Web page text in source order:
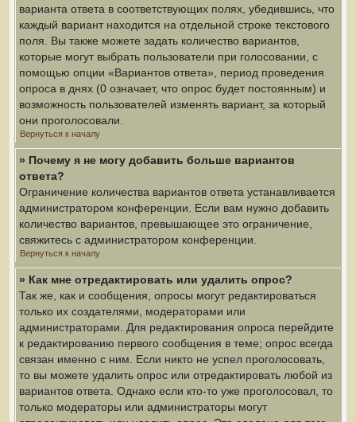
варианта ответа в соответствующих полях, убедившись, что
каждый вариант находится на отдельной строке текстового
поля. Вы также можете задать количество вариантов,
которые могут выбрать пользователи при голосовании, с
помощью опции «Вариантов ответа», период проведения
опроса в днях (0 означает, что опрос будет постоянным) и
возможность пользователей изменять вариант, за который
они проголосовали.
Вернуться к началу
» Почему я не могу добавить больше вариантов
ответа?
Ограничение количества вариантов ответа устанавливается
администратором конференции. Если вам нужно добавить
количество вариантов, превышающее это ограничение,
свяжитесь с администратором конференции.
Вернуться к началу
» Как мне отредактировать или удалить опрос?
Так же, как и сообщения, опросы могут редактироваться
только их создателями, модераторами или
администраторами. Для редактирования опроса перейдите
к редактированию первого сообщения в теме; опрос всегда
связан именно с ним. Если никто не успел проголосовать,
то вы можете удалить опрос или отредактировать любой из
вариантов ответа. Однако если кто-то уже проголосовал, то
только модераторы или администраторы могут